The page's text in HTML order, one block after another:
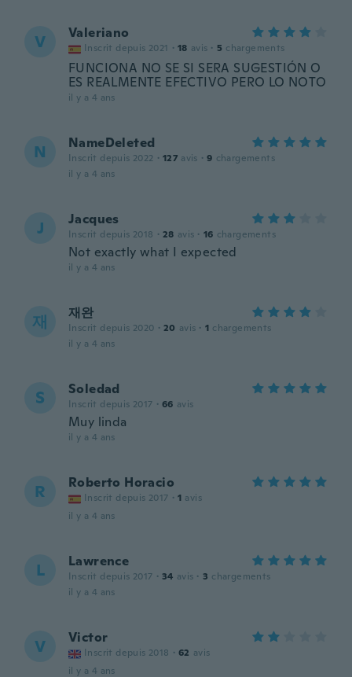
V Valeriano
Inscrit depuis 2021 · 18 avis · 5 chargements
FUNCIONA NO SE SI SERA SUGESTIÓN O
ES REALMENTE EFECTIVO PERO LO NOTO
il y a 4 ans
N NameDeleted
Inscrit depuis 2022 · 127 avis · 9 chargements
il y a 4 ans
J Jacques
Inscrit depuis 2018 · 28 avis · 16 chargements
Not exactly what I expected
il y a 4 ans
재 재완
Inscrit depuis 2020 · 20 avis · 1 chargements
il y a 4 ans
S Soledad
Inscrit depuis 2017 · 66 avis
Muy linda
il y a 4 ans
R Roberto Horacio
Inscrit depuis 2017 · 1 avis
il y a 4 ans
L Lawrence
Inscrit depuis 2017 · 34 avis · 3 chargements
il y a 4 ans
V Victor
Inscrit depuis 2018 · 62 avis
il y a 4 ans